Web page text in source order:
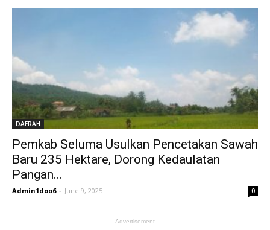
DAERAH
Pemkab Seluma Usulkan Pencetakan Sawah
Baru 235 Hektare, Dorong Kedaulatan
Pangan...
Admin1doo6 - June 9, 2025 0
- Advertisement -